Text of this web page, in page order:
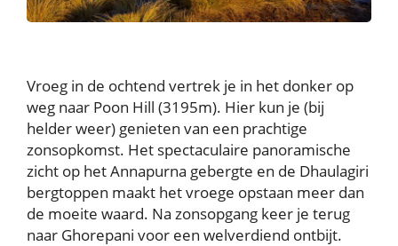
Vroeg in de ochtend vertrek je in het donker op
weg naar Poon Hill (3195m). Hier kun je (bij
helder weer) genieten van een prachtige
zonsopkomst. Het spectaculaire panoramische
zicht op het Annapurna gebergte en de Dhaulagiri
bergtoppen maakt het vroege opstaan meer dan
de moeite waard. Na zonsopgang keer je terug
naar Ghorepani voor een welverdiend ontbijt.